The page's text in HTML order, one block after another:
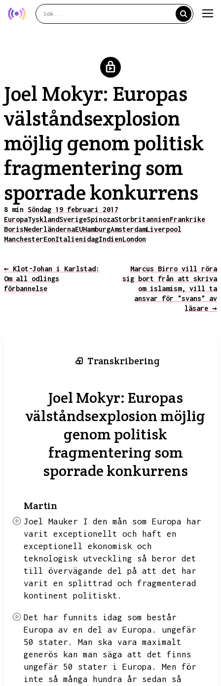
Joel Mokyr: Europas
välståndsexplosion
möjlig genom politisk
fragmentering som
sporrade konkurrens
8 min Söndag 19 februari 2017
EuropaTysklandSverigeSpinozaStorbritannienFrankrike
BorisNederländernaEUHamburgAmsterdamLiverpool
ManchesterEonItalienidagIndienLondon
← Klot-Johan i Karlstad:
Om all odlings
förbannelse
Marcus Birro vill röra
sig bort från att skriva
om islamism, vill ta
ansvar för "svans" av
läsare →
Transkribering
Joel Mokyr: Europas
välståndsexplosion möjlig
genom politisk
fragmentering som
sporrade konkurrens
Martin
Joel Mauker
I den mån som Europa har
varit exceptionellt och haft en
exceptionell ekonomisk och
teknologisk utveckling så beror det
till övervägande del på att det har
varit en splittrad och fragmenterad
kontinent politiskt.
Det har funnits idag som består
Europa av en del av Europa.
ungefär
50 stater.
Man ska vara maximalt
generös kan man säga att det finns
ungefär 50 stater i Europa.
Men för
inte så många hundra år sedan så